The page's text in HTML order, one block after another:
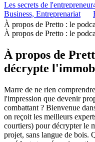
Les secrets de l'entrepreneur
Business, Entreprenariat
À propos de Pretto : le
À propos de Pretto : le
À propos de
décrypte
Marre de ne rien
l'impression que devenir
combattant ? Bienvenue
on reçoit les meilleurs
courtiers) pour décrypter le
projet, sans langue de bois.